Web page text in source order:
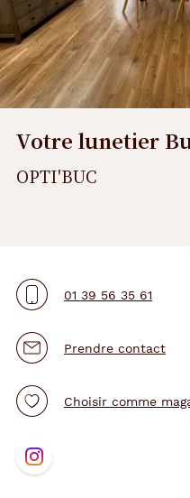
Votre lunetier
OPTI'BUC
01 39 56 35 61
Prendre contact
Choisir comme
N
o